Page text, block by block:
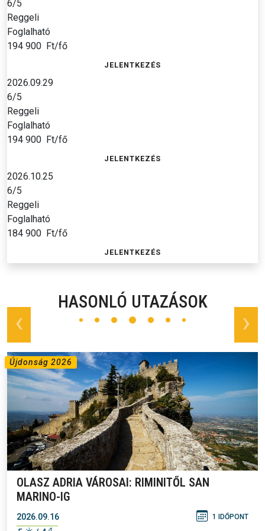
6/5
Reggeli
Foglalható
194 900 Ft/fő
JELENTKEZÉS
2026.09.29
6/5
Reggeli
Foglalható
194 900 Ft/fő
JELENTKEZÉS
2026.10.25
6/5
Reggeli
Foglalható
184 900 Ft/fő
JELENTKEZÉS
HASONLÓ UTAZÁSOK
Újdonság 2026
OLASZ ADRIA VÁROSAI: RIMINITŐL SAN
MARINO-IG
2026.09.16 1 IDŐPONT